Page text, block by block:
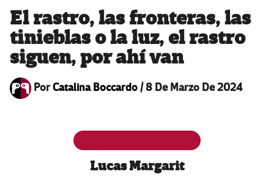
El rastro, las fronteras, las
tinieblas o la luz, el rastro
siguen, por ahí van
PorCatalina Boccardo/8 De Marzo De 2024
Lucas Margarit